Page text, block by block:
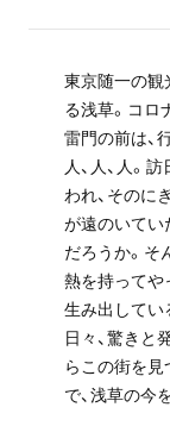
東京随一の観
る浅草。コロ
雷門の前は、
人、人、人。
われ、そのに
が遠のいて
だろうか。そ
熱を持ってや
生み出してい
日々、驚きと
らこの街を見
で、浅草の今